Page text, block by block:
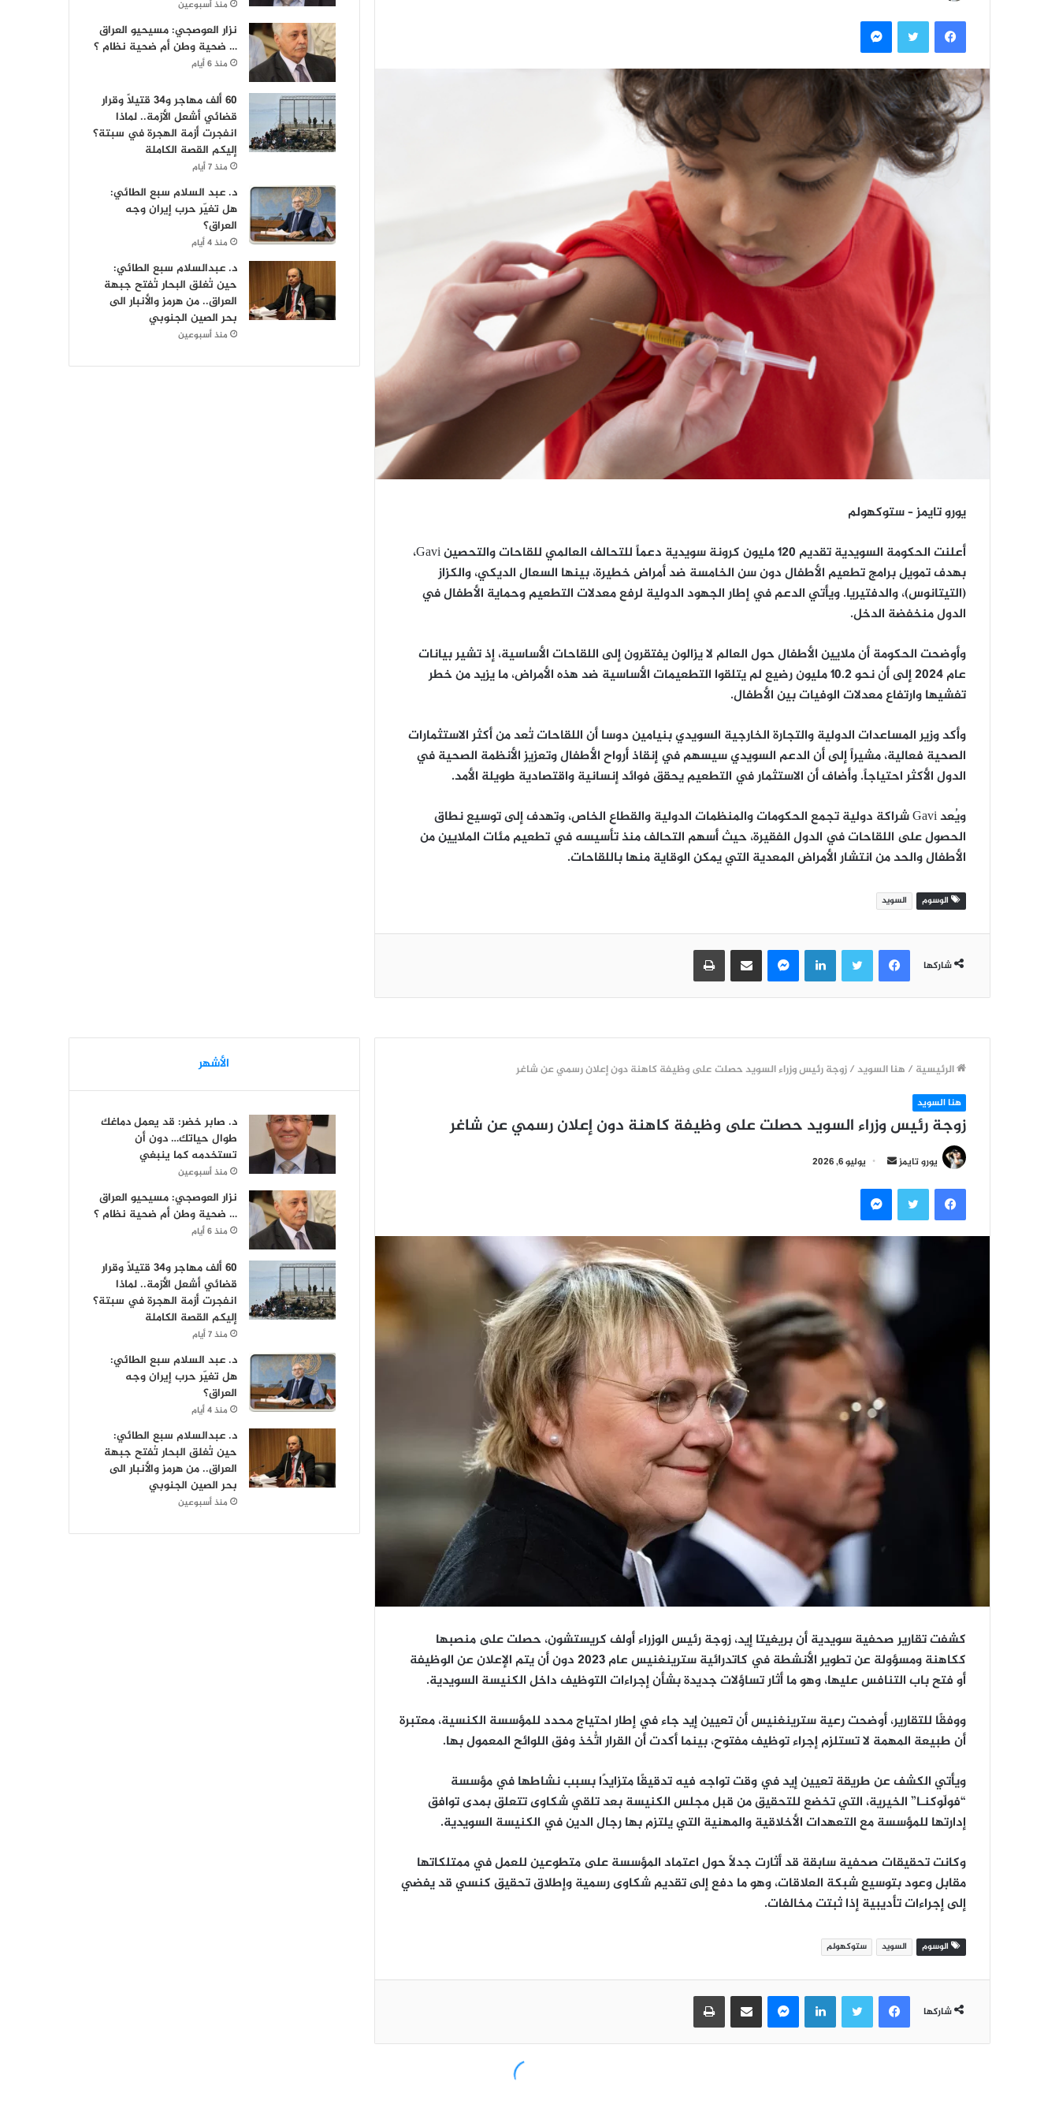
إلكترونيا
فيسبوكتويتر ماسنجر
يورو تايمز – ستوكهولم
أعلنت الحكومة السويدية تقديم 120 مليون كرونة سويدية دعماً للتحالف العالمي للقاحات والتحصين Gavi،
بهدف تمويل برامج تطعيم الأطفال دون سن الخامسة ضد أمراض خطيرة، بينها السعال الديكي، والكزاز
(التيتانوس)، والدفتيريا. ويأتي الدعم في إطار الجهود الدولية لرفع معدلات التطعيم وحماية الأطفال في
الدول منخفضة الدخل.
وأوضحت الحكومة أن ملايين الأطفال حول العالم لا يزالون يفتقرون إلى اللقاحات الأساسية، إذ تشير بيانات
عام 2024 إلى أن نحو 10.2 مليون رضيع لم يتلقوا التطعيمات الأساسية ضد هذه الأمراض، ما يزيد من خطر
تفشيها وارتفاع معدلات الوفيات بين الأطفال.
وأكد وزير المساعدات الدولية والتجارة الخارجية السويدي بنيامين دوسا أن اللقاحات تُعد من أكثر الاستثمارات
الصحية فعالية، مشيراً إلى أن الدعم السويدي سيسهم في إنقاذ أرواح الأطفال وتعزيز الأنظمة الصحية في
الدول الأكثر احتياجاً. وأضاف أن الاستثمار في التطعيم يحقق فوائد إنسانية واقتصادية طويلة الأمد.
ويُعد Gavi شراكة دولية تجمع الحكومات والمنظمات الدولية والقطاع الخاص، وتهدف إلى توسيع نطاق
الحصول على اللقاحات في الدول الفقيرة، حيث أسهم التحالف منذ تأسيسه في تطعيم مئات الملايين من
الأطفال والحد من انتشار الأمراض المعدية التي يمكن الوقاية منها باللقاحات.
الوسوم السويد
شاركها
فيسبوكتويتر لينكدإنماسنجر مشاركة عبر البريد طباعة
منذ أسبوعين
نزار العوصجي: مسيحيو العراق
… ضحية وطن أم ضحية نظام ؟
منذ 6 أيام
60 ألف مهاجر و34 قتيلاً وقرار
قضائي أشعل الأزمة.. لماذا
انفجرت أزمة الهجرة في سبتة؟
إليكم القصة الكاملة
منذ 7 أيام
د. عبد السلام سبع الطائي:
هل تغيّر حرب إيران وجه
العراق؟
منذ 4 أيام
د. عبدالسلام سبع الطائي:
حين تُغلق البحار تُفتح جبهة
العراق.. من هرمز والأنبار الى
بحر الصين الجنوبي
منذ أسبوعين